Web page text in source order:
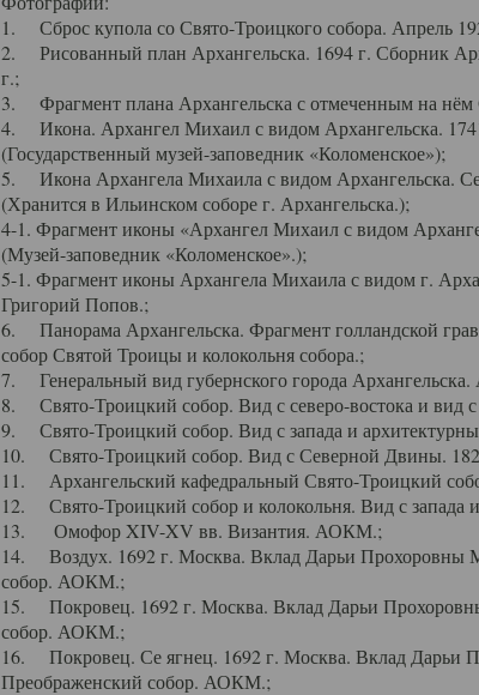
1. Сброс купола со Свято-Троицкого собора. Апрель
2. Рисованный план Архангельска. 1694 г. Сборник
г.;
3. Фрагмент плана Архангельска с отмеченным на
4. Икона. Архангел Михаил с видом Архангельска.
(Государственный музей-заповедник «Коломенское»);
5. Икона Архангела Михаила с видом Архангельска.
(Хранится в Ильинском соборе г. Архангельска.);
4-1. Фрагмент иконы «Архангел Михаил с видом
(Музей-заповедник «Коломенское».);
5-1. Фрагмент иконы Архангела Михаила с видом г.
Григорий Попов.;
6. Панорама Архангельска. Фрагмент голландской
собор Святой Троицы и колокольня собора.;
7. Генеральный вид губернского города Архангельска.
8. Свято-Троицкий собор. Вид с северо-востока и вид с
9. Свято-Троицкий собор. Вид с запада и
10. Свято-Троицкий собор. Вид с Северной Двины.
11. Архангельский кафедральный Свято-Троицкий
12. Свято-Троицкий собор и колокольня. Вид с запада и
13. Омофор XIV-XV вв. Византия. АОКМ.;
14. Воздух. 1692 г. Москва. Вклад Дарьи Прохоровны
собор. АОКМ.;
15. Покровец. 1692 г. Москва. Вклад Дарьи
собор. АОКМ.;
16. Покровец. Се ягнец. 1692 г. Москва. Вклад Дарьи
Преображенский собор. АОКМ.;